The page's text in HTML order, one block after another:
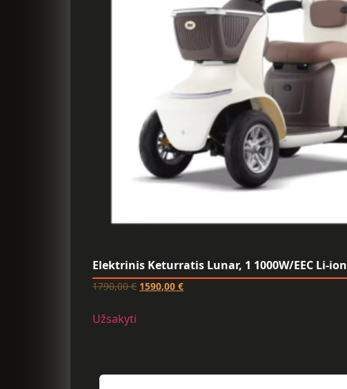
Elektrinis Keturratis Lunar, 1 1000W/EEC Li-ion
1790,00€ 1590,00 €
Užsakyti